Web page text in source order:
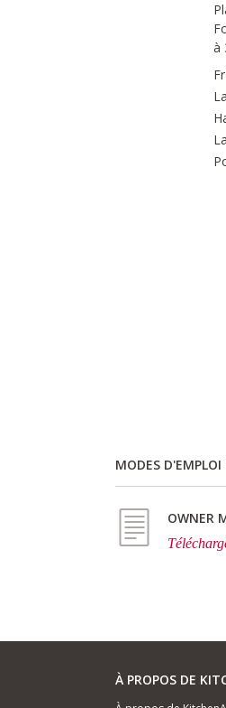
à
MODES
OWNER
À PROPOS DE